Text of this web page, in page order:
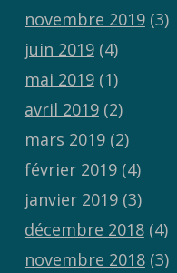
novembre 2019(3)
juin 2019(4)
mai 2019(1)
avril 2019(2)
mars 2019(2)
février 2019(4)
janvier 2019(3)
décembre 2018(4)
novembre 2018(3)